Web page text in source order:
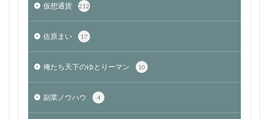
仮想通貨 212
佐原まい 17
俺たち天下のゆとりーマン 10
副業ノウハウ 4